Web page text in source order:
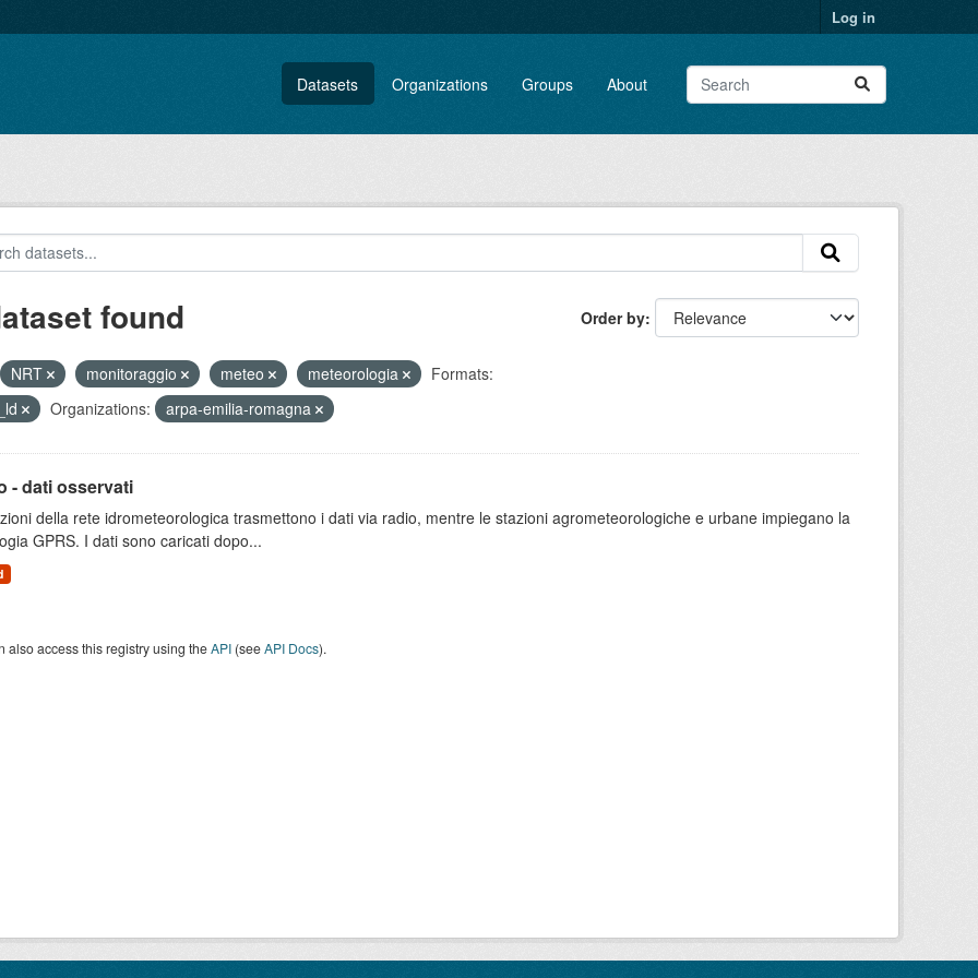
Log in
Datasets Organizations Groups About
Order by
found
NRT monitoraggio meteo meteorologia
Formats:
Organizations: arpa-emilia-romagna
- dati osservati
della rete idrometeorologica trasmettono i dati via radio, mentre le stazioni agrometeorologiche e urbane impiegano la
GPRS. I dati sono caricati dopo...
also access this registry using theAPI(seeAPI Docs).